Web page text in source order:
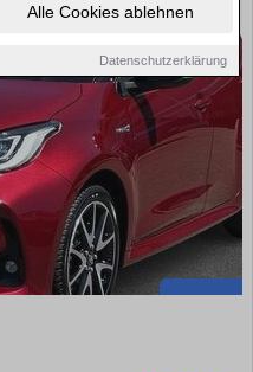
Alle Cookies ablehnen
Datenschutzerklärung